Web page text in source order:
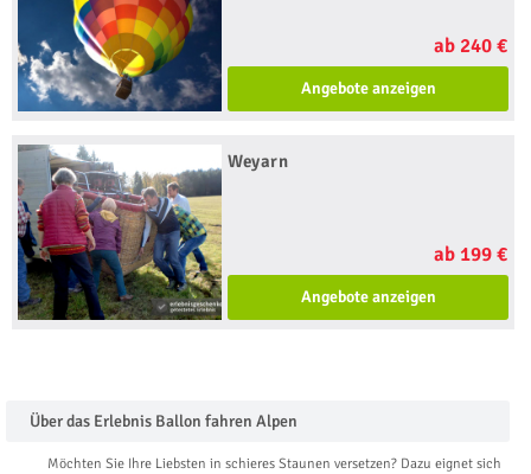
ab 240 €
Angebote anzeigen
Weyarn
ab 199 €
Angebote anzeigen
Über das Erlebnis Ballon fahren Alpen
Möchten Sie Ihre Liebsten in schieres Staunen versetzen? Dazu eignet sich